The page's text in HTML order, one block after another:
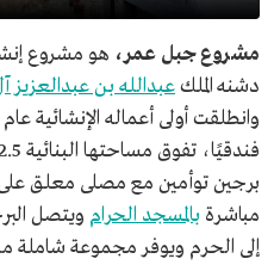
مشروع جبل عمر، هو مشروع
دشنه الملكعبدالله بن
برجين توأمين مع مصلى معلق
مباشرة بالمسجد الحرام ويتصل
إلى الحرم ويوفر مجموعة شاملة من